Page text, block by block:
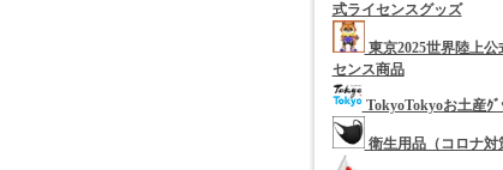
式ライセンスグッズ
東京2025世界陸上公
センス商品
TokyoTokyoお土産ｸﾞ
衛生用品（コロナ対